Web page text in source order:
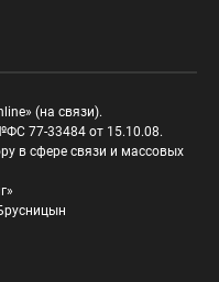
(на связи).
77-33484 от 15.10.08.
в сфере связи и массовых